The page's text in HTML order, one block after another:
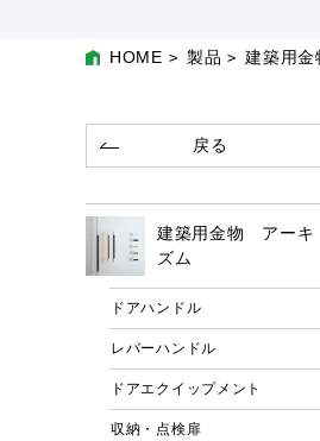
HOME 製品 建築用
戻る
建築用金物 アーキ
ズム
ドアハンドル
レバーハンドル
ドアエクイップメント
収納・点検扉